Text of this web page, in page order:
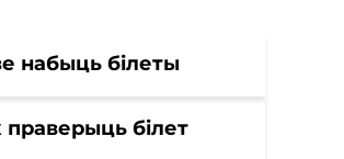
набыць білеты
праверыць білет